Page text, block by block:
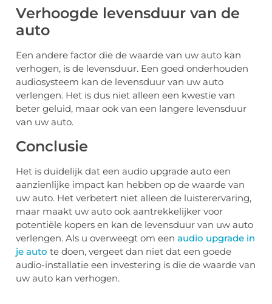
Verhoogde levensduur van de
auto
Een andere factor die de waarde van uw auto kan
verhogen, is de levensduur. Een goed onderhouden
audiosysteem kan de levensduur van uw auto
verlengen. Het is dus niet alleen een kwestie van
beter geluid, maar ook van een langere levensduur
van uw auto.
Conclusie
Het is duidelijk dat een audio upgrade auto een
aanzienlijke impact kan hebben op de waarde van
uw auto. Het verbetert niet alleen de luisterervaring,
maar maakt uw auto ook aantrekkelijker voor
potentiële kopers en kan de levensduur van uw auto
verlengen. Als u overweegt om een audio upgrade in
je auto te doen, vergeet dan niet dat een goede
audio-installatie een investering is die de waarde van
uw auto kan verhogen.